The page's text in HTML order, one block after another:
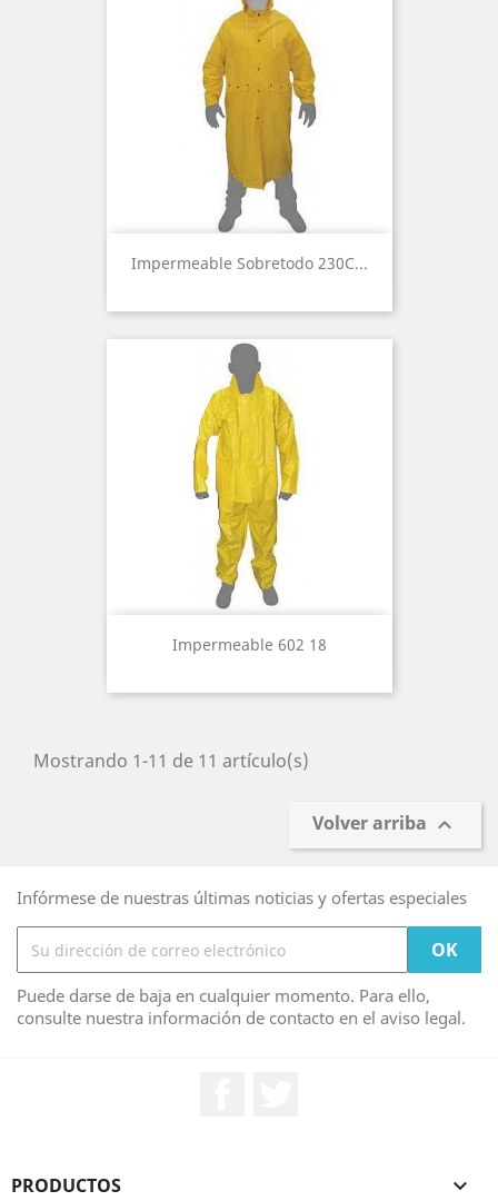
Impermeable Sobretodo 230C...
Impermeable 602 18
Mostrando 1-11 de 11 artículo(s)
Volver arriba 
Infórmese de nuestras últimas noticias y ofertas especiales
Puede darse de baja en cualquier momento. Para ello,
consulte nuestra información de contacto en el aviso legal.
PRODUCTOS 